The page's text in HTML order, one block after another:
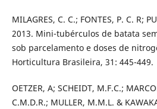
MILAGRES, C. C.; FONTES, P. C. R;
2013. Mini-tubérculos de batata
sob parcelamento e doses de
Horticultura Brasileira, 31: 445-449.
OETZER, A; SCHEIDT, M.F.C.;
C.M.D.R.; MULLER, M.M.L. &